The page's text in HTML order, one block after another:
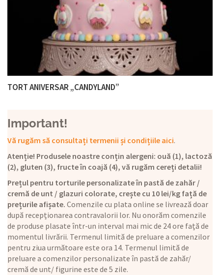
TORT ANIVERSAR „CANDYLAND”
Important!
Vă rugăm să consultați termenii și condițiile aici.
Atenție! Produsele noastre conțin alergeni: ouă (1), lactoză
(2), gluten (3), fructe în coajă (4), vă rugăm cereți detalii!
Prețul pentru torturile personalizate în pastă de zahăr /
cremă de unt / glazuri colorate, crește cu 10 lei/kg față de
prețurile afișate. Comenzile cu plata online se livrează doar
după recepționarea contravalorii lor. Nu onorăm comenzile
de produse plasate într-un interval mai mic de 24 ore față de
momentul livrării. Termenul limită de preluare a comenzilor
pentru ziua următoare este ora 14. Termenul limită de
preluare a comenzilor personalizate în pastă de zahăr/
cremă de unt/ figurine este de 5 zile.